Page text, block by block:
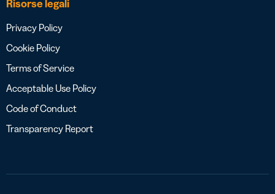
Risorse legali
Privacy Policy
Cookie Policy
Terms of Service
Acceptable Use Policy
Code of Conduct
Transparency Report